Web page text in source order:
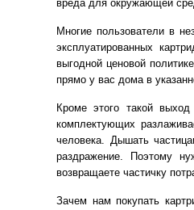
вреда для окружающей
Многие пользователи в
эксплуатированных
выгодной ценовой
прямо у вас дома в
Кроме этого такой
комплектующих
человека. Дышать
раздражение. Поэтому
возвращаете частичку
Зачем нам покупать